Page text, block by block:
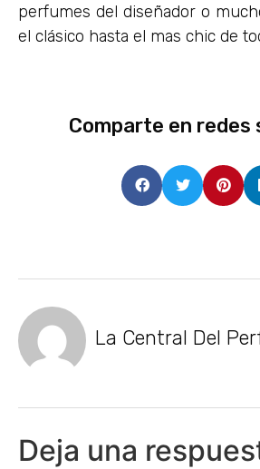
perfumes del diseñador o
el clásico hasta el mas chic de
Comparte en redes
La Central Del
Deja una